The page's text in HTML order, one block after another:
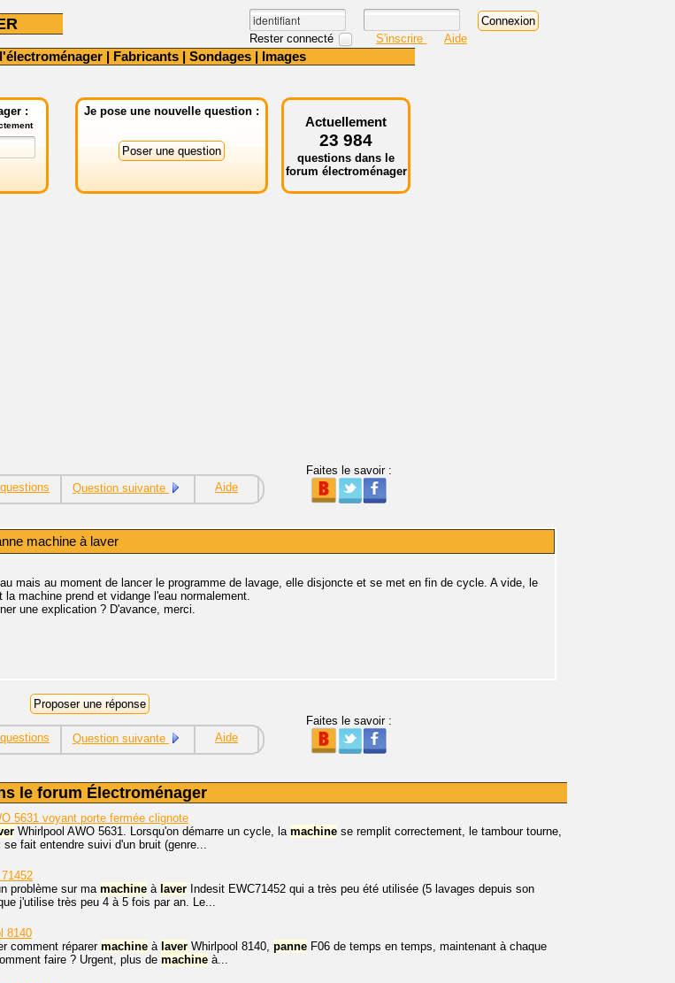
Rester connecté S'inscrire Aide
| Fabricants | Sondages | Images
: Je pose une nouvelle question :
Actuellement
23 984
questions dans le
forum électroménager
Question suivante Aide
Faites le savoir :
machine à laver
mais au moment de lancer le programme de lavage, elle disjoncte et se met en fin de cycle. A vide, le
la machine prend et vidange l'eau normalement.
une explication ? D'avance, merci.
Question suivante Aide
Faites le savoir :
le forum Électroménager
5631 voyant porte fermée clignote
Whirlpool AWO 5631. Lorsqu'on démarre un cycle, la machine se remplit correctement, le tambour tourne,
fait entendre suivi d'un bruit (genre...
problème sur ma machine à laver Indesit EWC71452 qui a très peu été utilisée (5 lavages depuis son
j'utilise très peu 4 à 5 fois par an. Le...
8140
comment réparer machine à laver Whirlpool 8140, panne F06 de temps en temps, maintenant à chaque
faire ? Urgent, plus de machine à...